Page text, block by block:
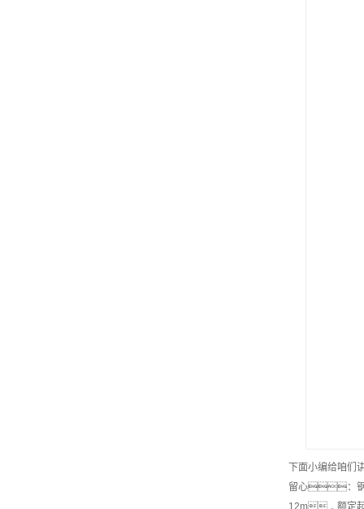
下面小编给咱们
留心：钢
12m，额定